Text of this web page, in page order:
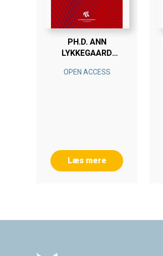
PH.D. ANN
LYKKEGAARD
OPEN ACCESS
Læs mere